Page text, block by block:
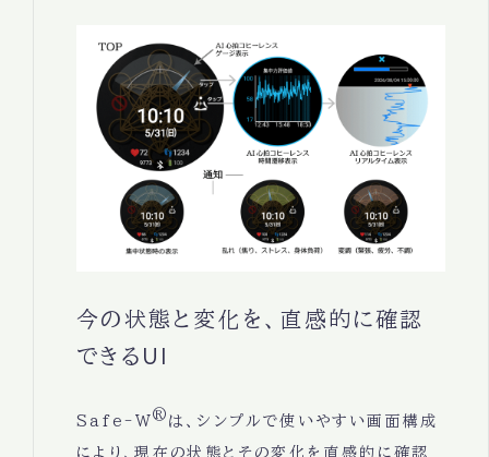
今の状態と変化を、直感的に確認
できるUI
Safe-W® は、シンプルで使いやすい画面構成
により、現在の状態とその変化を直感的に確認